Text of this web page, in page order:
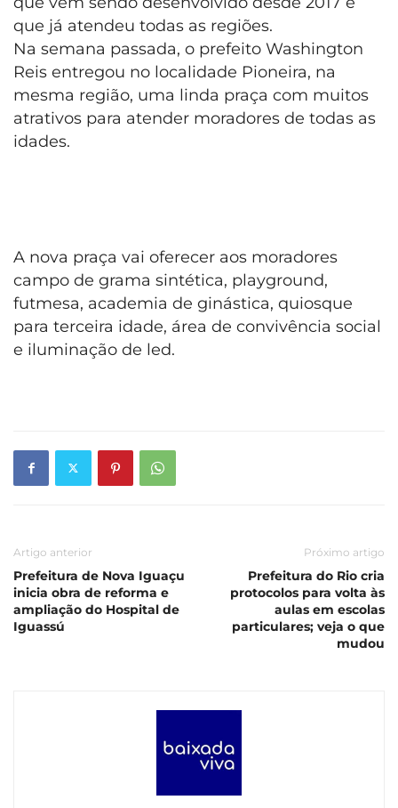
que já atendeu todas as regiões.
Na semana passada, o prefeito Washington
Reis entregou no localidade Pioneira, na
mesma região, uma linda praça com muitos
atrativos para atender moradores de todas as
idades.
A nova praça vai oferecer aos moradores
campo de grama sintética, playground,
futmesa, academia de ginástica, quiosque
para terceira idade, área de convivência social
e iluminação de led.
Artigo anterior
Prefeitura de Nova Iguaçu
inicia obra de reforma e
ampliação do Hospital de
Iguassú
Próximo artigo
Prefeitura do Rio cria
protocolos para volta às
aulas em escolas
particulares; veja o que
mudou